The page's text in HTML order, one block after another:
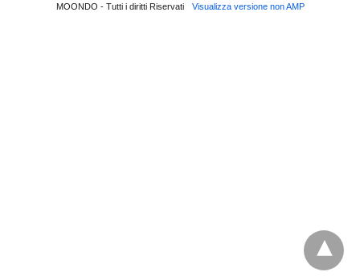
MOONDO - Tutti i diritti Riservati Visualizza versione non AMP